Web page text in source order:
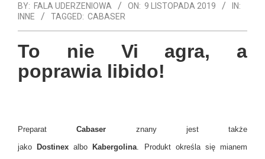
BY: FALA UDERZENIOWA ON: 9 LISTOPADA 2019
IN:
INNE
TAGGED: CABASER
To nie Vi agra, a
poprawia libido!
PreparatCabaser znany jest także
jakoDostinexalboKabergolina . Produkt określa się mianem